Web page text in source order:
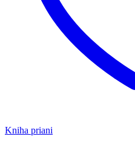
Kniha priani